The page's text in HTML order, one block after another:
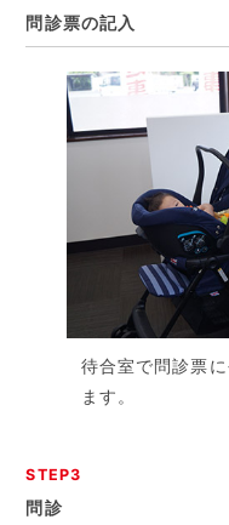
問診票の記入
待合室で問診票
ます。
STEP3
問診